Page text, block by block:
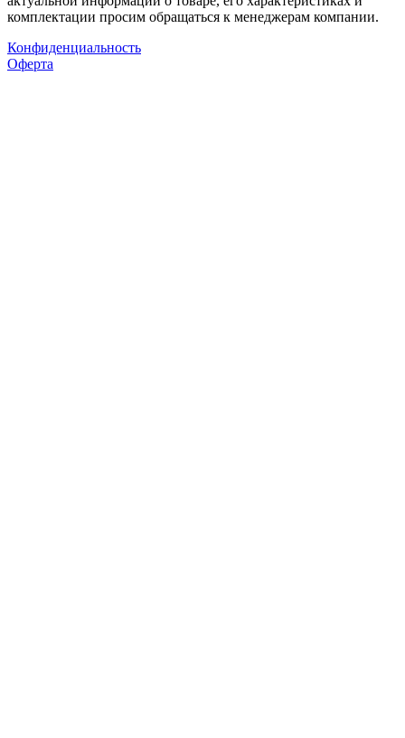
комплектации просим обращаться к менеджерам компании.
Конфиденциальность
Оферта